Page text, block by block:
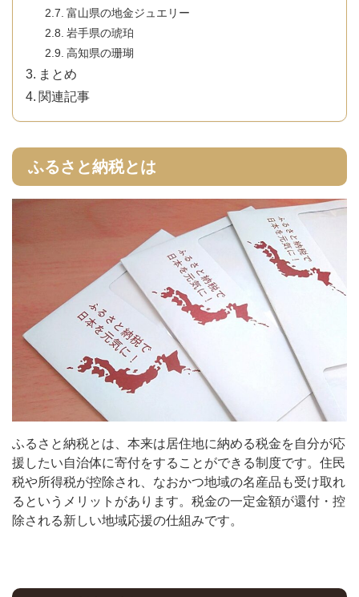
富山県の地金ジュエリー
岩手県の琥珀
高知県の珊瑚
まとめ
関連記事
ふるさと納税とは
ふるさと納税とは、本来は居住地に納める税金を自分が応
援したい自治体に寄付をすることができる制度です。住民
税や所得税が控除され、なおかつ地域の名産品も受け取れ
るというメリットがあります。税金の一定金額が還付・控
除される新しい地域応援の仕組みです。